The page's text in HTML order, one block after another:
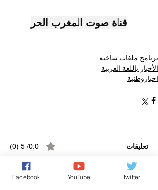
قناة صوت المغرب الحر
برنامج ملفات ساخنة
الأخبار باللغة العربية
اخباروطنية
تعليقات 0.0/ 5 (0)
Facebook YouTube Twitter